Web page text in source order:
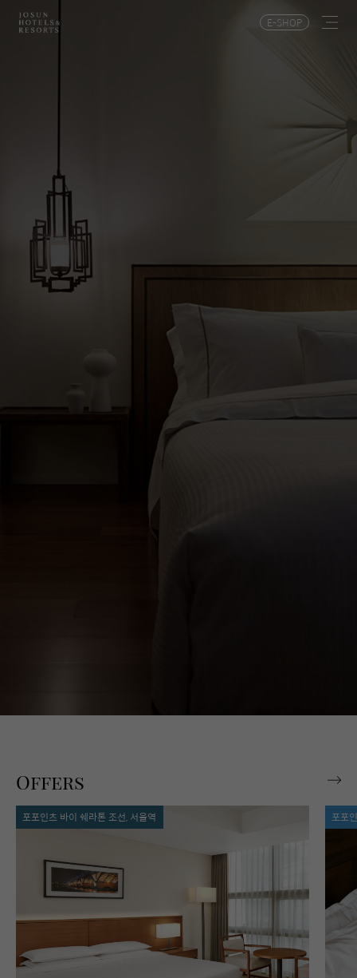
E-SHOP
Offers
포포인츠 바이 쉐라톤 조선, 서울역 포포